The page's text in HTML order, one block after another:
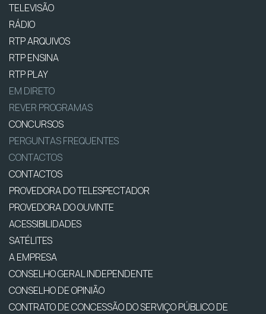
TELEVISÃO
RÁDIO
RTP ARQUIVOS
RTP ENSINA
RTP PLAY
EM DIRETO
REVER PROGRAMAS
CONCURSOS
PERGUNTAS FREQUENTES
CONTACTOS
CONTACTOS
PROVEDORA DO TELESPECTADOR
PROVEDORA DO OUVINTE
ACESSIBILIDADES
SATÉLITES
A EMPRESA
CONSELHO GERAL INDEPENDENTE
CONSELHO DE OPINIÃO
CONTRATO DE CONCESSÃO DO SERVIÇO PÚBLICO DE